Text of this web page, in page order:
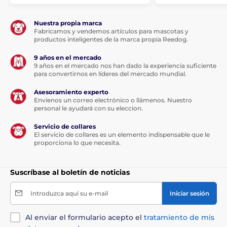
Puede utilizar el Canicom 800 para
adiestrar a 2 perros (2 receptores
desea adiestrar con el transmisor.
Pantalla
El Num Axes Canicom 800
pantallaLCD retroiluminada de alta
calidadque le permite entrenar a su perro
impulso e indicación de carga/descarga de la batería.
Nuestra propia marca
Fabricamos y vendemos artículos para mascotas y
productos inteligentes de la marca propia Reedog.
9 años en el mercado
9 años en el mercado nos han dado la experiencia suficiente
para convertirnos en líderes del mercado mundial.
Asesoramiento experto
Envíenos un correo electrónico o llámenos. Nuestro
personal le ayudará con su eleccion.
Servicio de collares
El servicio de collares es un elemento indispensable que le
proporciona lo que necesita.
Suscríbase al boletín de noticias
Introduzca aquí su e-mail Iniciar sesión
Al enviar el formulario acepto el tratamiento de mis